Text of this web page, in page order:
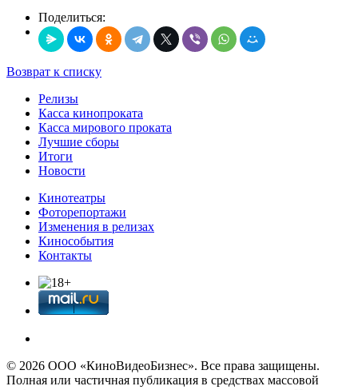
Поделиться:
Возврат к списку
Релизы
Касса кинопроката
Касса мирового проката
Лучшие сборы
Итоги
Новости
Кинотеатры
Фоторепортажи
Изменения в релизах
Кинособытия
Контакты
© 2026 OOО «КиноВидеоБизнес». Все права защищены.
Полная или частичная публикация в средствах массовой